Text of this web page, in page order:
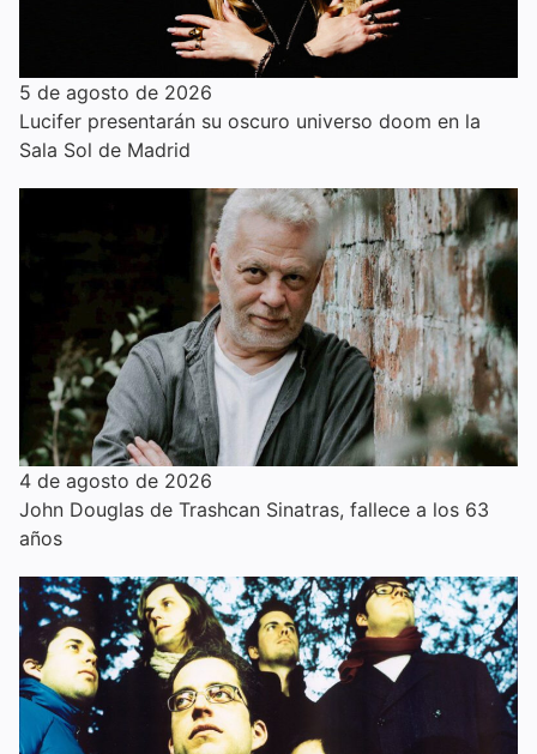
5 de agosto de 2026
Lucifer presentarán su oscuro universo doom en la
Sala Sol de Madrid
4 de agosto de 2026
John Douglas de Trashcan Sinatras, fallece a los 63
años